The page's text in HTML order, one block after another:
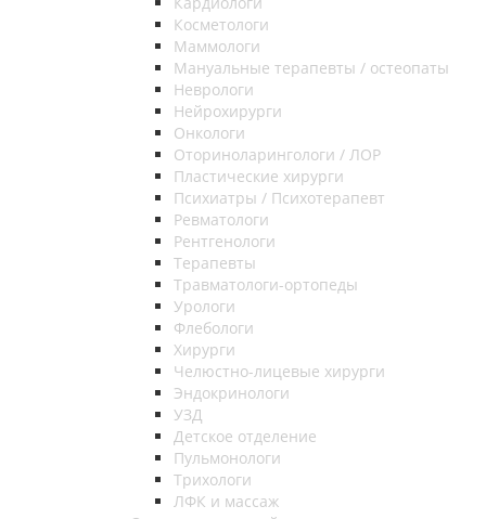
Косметологи
Маммологи
Мануальные терапевты / остеопаты
Неврологи
Нейрохирурги
Онкологи
Оториноларингологи / ЛОР
Пластические хирурги
Психиатры / Психотерапевт
Ревматологи
Рентгенологи
Терапевты
Травматологи-ортопеды
Урологи
Флебологи
Хирурги
Челюстно-лицевые хирурги
Эндокринологи
УЗД
Детское отделение
Пульмонологи
Трихологи
ЛФК и массаж